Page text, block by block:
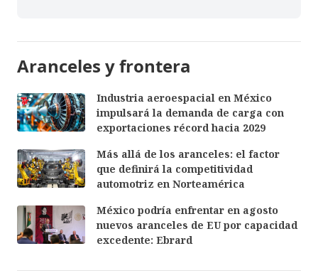
Aranceles y frontera
Industria aeroespacial en México
impulsará la demanda de carga con
exportaciones récord hacia 2029
Más allá de los aranceles: el factor
que definirá la competitividad
automotriz en Norteamérica
México podría enfrentar en agosto
nuevos aranceles de EU por capacidad
excedente: Ebrard